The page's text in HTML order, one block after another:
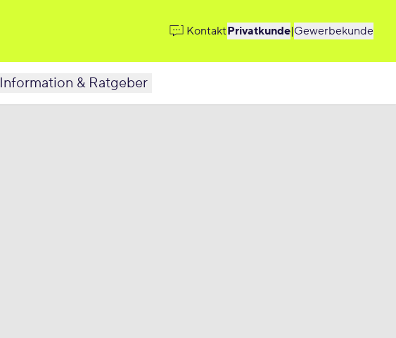
KontaktPrivatkunde|Gewerbekunde
Information & Ratgeber